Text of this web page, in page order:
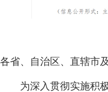
各省、自治区、直辖市
为深入贯彻实施积极